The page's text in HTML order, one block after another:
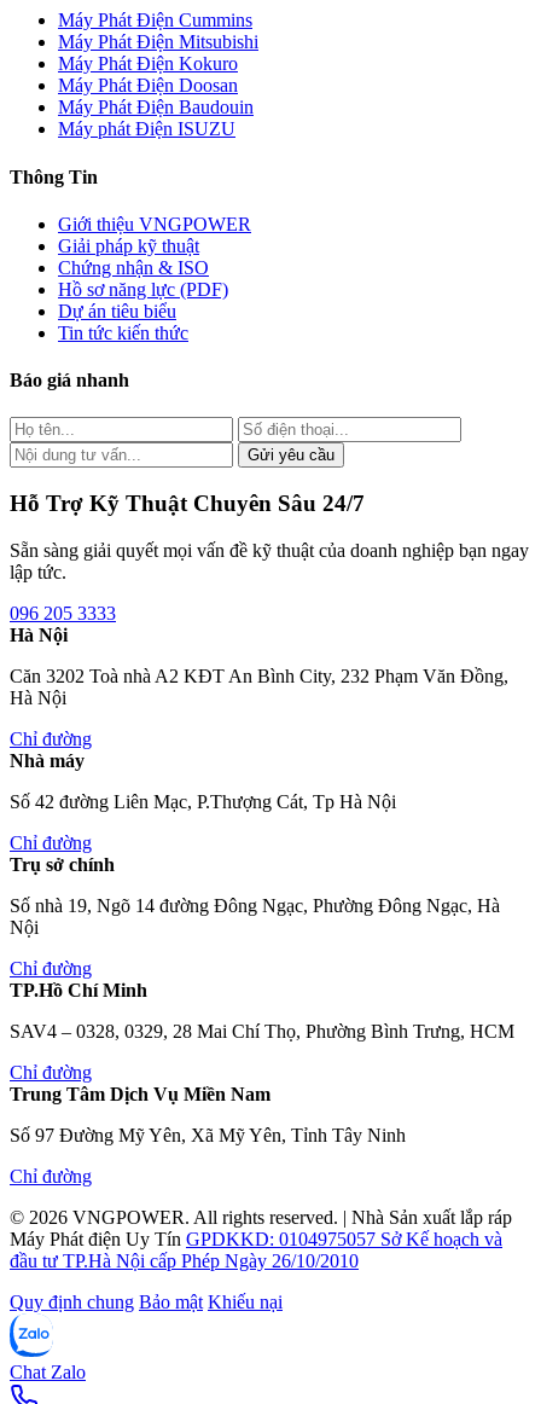
Máy Phát Điện Cummins
Máy Phát Điện Mitsubishi
Máy Phát Điện Kokuro
Máy Phát Điện Doosan
Máy Phát Điện Baudouin
Máy phát Điện ISUZU
Thông Tin
Giới thiệu VNGPOWER
Giải pháp kỹ thuật
Chứng nhận & ISO
Hồ sơ năng lực (PDF)
Dự án tiêu biểu
Tin tức kiến thức
Báo giá nhanh
Gửi yêu cầu
Hỗ Trợ Kỹ Thuật Chuyên Sâu 24/7
Sẵn sàng giải quyết mọi vấn đề kỹ thuật của doanh nghiệp bạn ngay
lập tức.
096 205 3333
Hà Nội
Căn 3202 Toà nhà A2 KĐT An Bình City, 232 Phạm Văn Đồng,
Hà Nội
Chỉ đường
Nhà máy
Số 42 đường Liên Mạc, P.Thượng Cát, Tp Hà Nội
Chỉ đường
Trụ sở chính
Số nhà 19, Ngõ 14 đường Đông Ngạc, Phường Đông Ngạc, Hà
Nội
Chỉ đường
TP.Hồ Chí Minh
SAV4 – 0328, 0329, 28 Mai Chí Thọ, Phường Bình Trưng, HCM
Chỉ đường
Trung Tâm Dịch Vụ Miền Nam
Số 97 Đường Mỹ Yên, Xã Mỹ Yên, Tỉnh Tây Ninh
Chỉ đường
© 2026 VNGPOWER. All rights reserved. | Nhà Sản xuất lắp ráp
Máy Phát điện Uy Tín GPDKKD: 0104975057 Sở Kế hoạch và
đầu tư TP.Hà Nội cấp Phép Ngày 26/10/2010
Quy định chung Bảo mật Khiếu nại
Chat Zalo